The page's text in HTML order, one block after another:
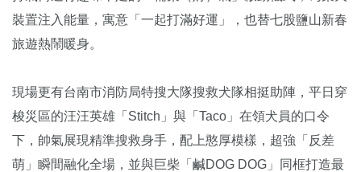
裝置注入能量，寓意「一起打滿好運」，也替七股鹽山新春
旅遊熱鬧暖身。
現場更有台南市消防局特搜大隊搜救犬隊相挺助陣，平日穿
梭災區的汪汪英雄「Stitch」與「Taco」在領犬員的口令
下，帥氣展現精準搜救身手，配上憨厚模樣，超強「反差
萌」瞬間融化全場，並與巨柴「鹹DOG DOG」同框打造最